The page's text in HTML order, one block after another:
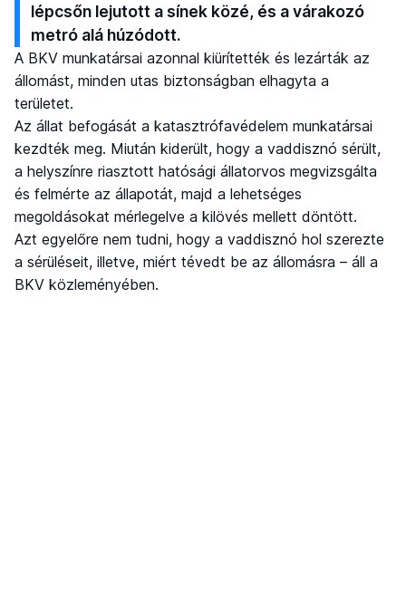
lépcsőn lejutott a sínek közé, és a várakozó
metró alá húzódott.
A BKV munkatársai azonnal kiürítették és lezárták az
állomást, minden utas biztonságban elhagyta a
területet.
Az állat befogását a katasztrófavédelem munkatársai
kezdték meg. Miután kiderült, hogy a vaddisznó sérült,
a helyszínre riasztott hatósági állatorvos megvizsgálta
és felmérte az állapotát, majd a lehetséges
megoldásokat mérlegelve a kilövés mellett döntött.
Azt egyelőre nem tudni, hogy a vaddisznó hol szerezte
a sérüléseit, illetve, miért tévedt be az állomásra – áll a
BKV közleményében.